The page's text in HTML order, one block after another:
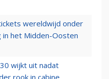
wereldwijd onder
het Midden-Oosten
wijkt uit nadat